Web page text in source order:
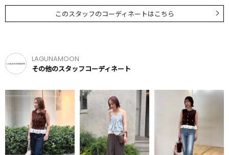
このスタッフのコーディネートはこちら
LAGUNAMOON
その他のスタッフコーディネート